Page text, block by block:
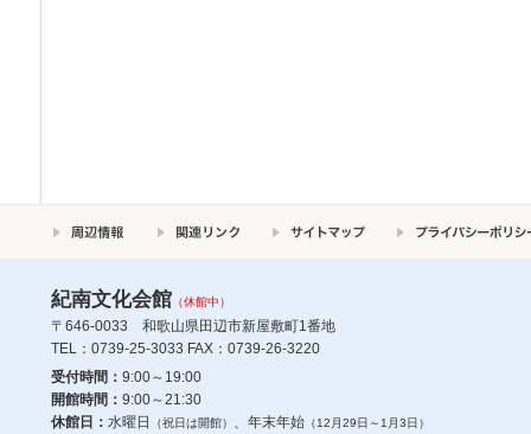
紀南文化会館 （休館中）
〒646-0033 和歌山県田辺市新屋敷町1番地
TEL：0739-25-3033 FAX：0739-26-3220
受付時間： 9:00～19:00
開館時間： 9:00～21:30
休館日： 水曜日 （祝日は開館） 、年末年始（12月29日～1月3日）